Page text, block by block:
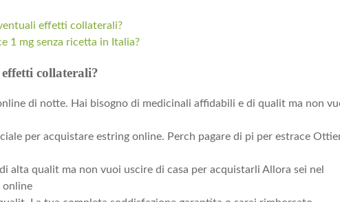
effetti collaterali?
1 mg senza ricetta in Italia?
collaterali?
di notte. Hai bisogno di medicinali affidabili e di qualit ma non
per acquistare estring online. Perch pagare di pi per estrace
alta qualit ma non vuoi uscire di casa per acquistarli Allora sei nel
online